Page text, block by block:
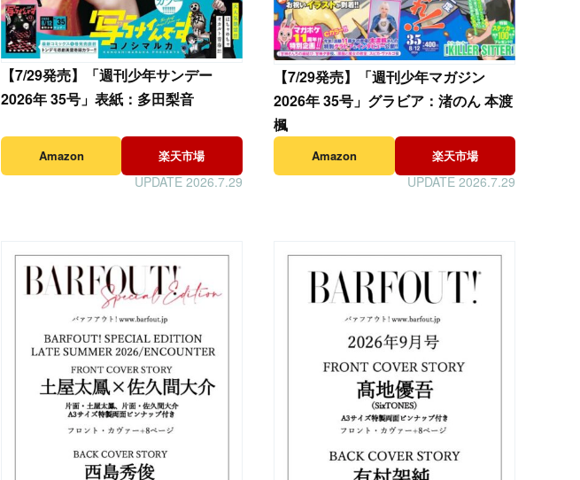
【7/29発売】「週刊少年サンデー
2026年 35号」表紙：多田梨音
Amazon 楽天市場
UPDATE 2026.7.29
【7/29発売】「週刊少年マガジン
2026年 35号」グラビア：渚のん 本渡
楓
Amazon 楽天市場
UPDATE 2026.7.29